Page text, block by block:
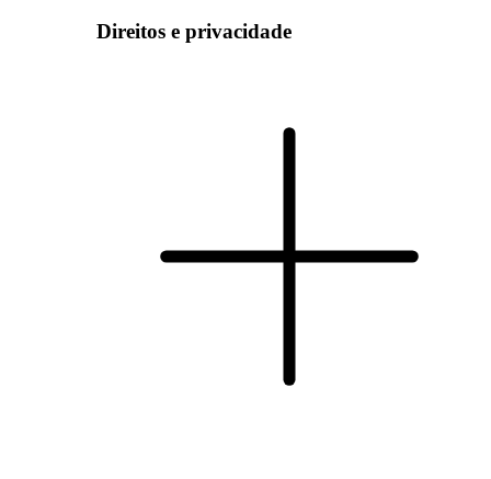
Direitos e privacidade